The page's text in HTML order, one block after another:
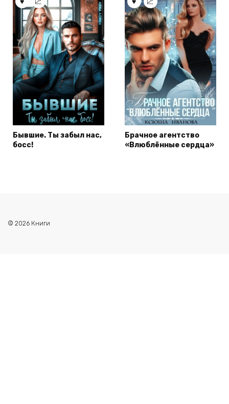
Бывшие. Ты забыл нас,
босс!
Брачное агентство
«Влюблённые сердца»
© 2026 Книги